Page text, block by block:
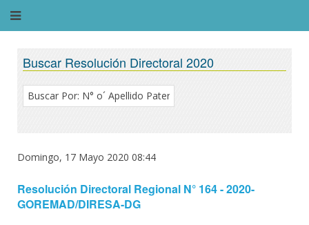
Buscar Resolución Directoral 2020
Domingo, 17 Mayo 2020 08:44
Resolución Directoral Regional N° 164 - 2020-
GOREMAD/DIRESA-DG